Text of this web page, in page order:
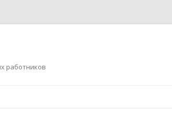
работников